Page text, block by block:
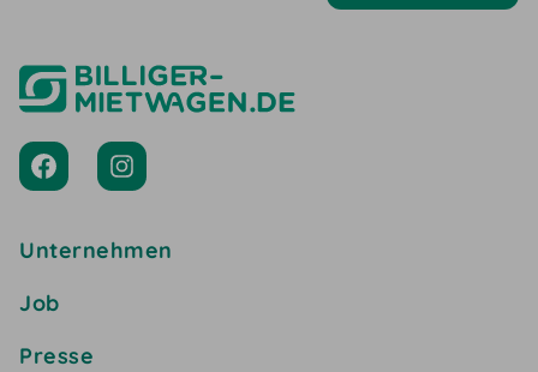
Unternehmen
Job
Presse